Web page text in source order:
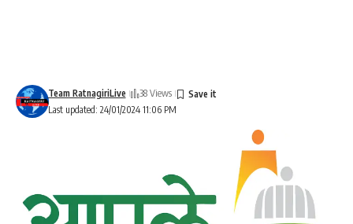
Last updated: 24/01/2024 11:06 PM
Team RatnagiriLive 38 Views